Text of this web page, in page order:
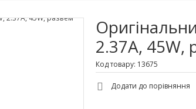
2.37A, 45W,
Код товару: 13675
Додати до порівняння